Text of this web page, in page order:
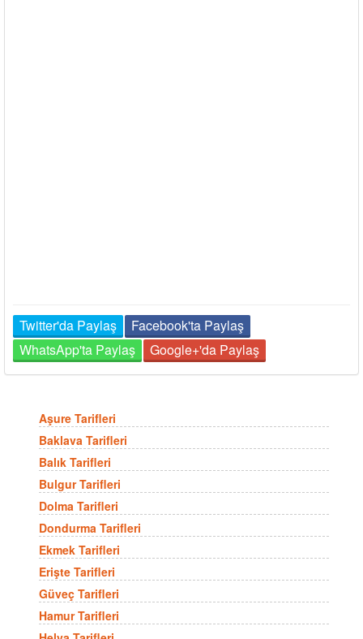
Twitter'da Paylaş
Facebook'ta Paylaş
WhatsApp'ta Paylaş
Google+'da Paylaş
Aşure Tarifleri
Baklava Tarifleri
Balık Tarifleri
Bulgur Tarifleri
Dolma Tarifleri
Dondurma Tarifleri
Ekmek Tarifleri
Erişte Tarifleri
Güveç Tarifleri
Hamur Tarifleri